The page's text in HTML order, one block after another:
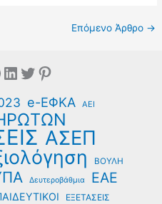
Επόμενο Άρθρο →
Linkedin
Twitter
Pinterest
e-ΕΦΚΑ ΑΕΙ
ΑΣΕΠ
ΒΟΥΛΗ
Δευτεροβάθμια ΕΑΕ
ΕΞΕΤΑΣΕΙΣ